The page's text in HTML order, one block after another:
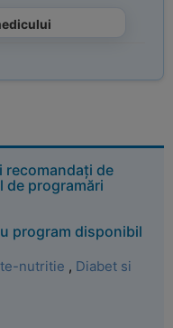
recomandați de
de programări
program disponibil
nutritie , Diabet si